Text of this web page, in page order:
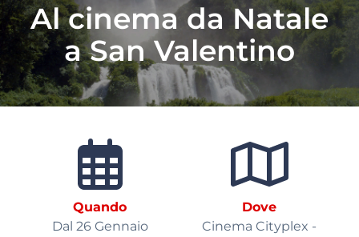
Al cinema da Natale
a San Valentino
Quando
Dal 26 Gennaio
Dove
Cinema Cityplex -